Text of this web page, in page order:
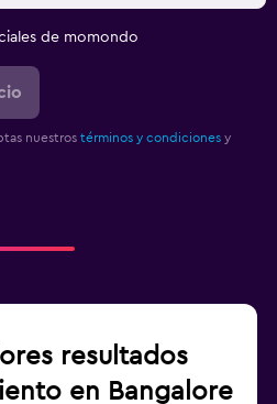
de momondo
nuestros términos y condiciones y
resultados
en Bangalore